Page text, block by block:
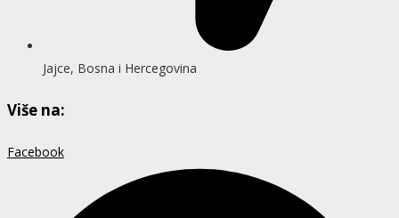
Jajce, Bosna i Hercegovina
Više na:
Facebook